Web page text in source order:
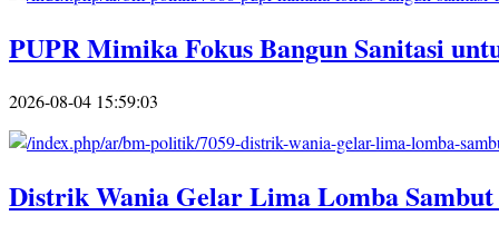
PUPR Mimika Fokus Bangun Sanitasi
2026-08-04 15:59:03
Distrik Wania Gelar Lima Lomba